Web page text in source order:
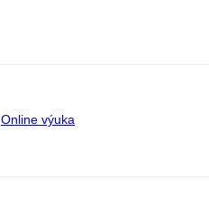
Online výuka